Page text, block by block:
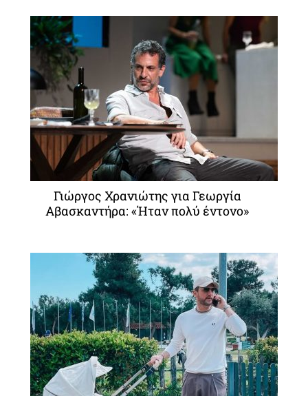
Γιώργος Χρανιώτης για Γεωργία
Αβασκαντήρα: «Ήταν πολύ έντονο»